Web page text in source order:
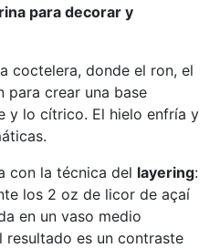
para decorar y
coctelera, donde el ron, el
para crear una base
y lo cítrico. El hielo enfría y
con la técnica del layering:
los 2 oz de licor de açaí
en un vaso medio
resultado es un contraste